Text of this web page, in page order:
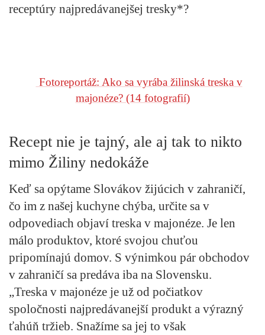
receptúry najpredávanejšej tresky*?
Fotoreportáž: Ako sa vyrába žilinská treska v
majonéze?(14 fotografií)
Recept nie je tajný, ale aj tak to nikto
mimo Žiliny nedokáže
Keď sa opýtame Slovákov žijúcich v zahraničí,
čo im z našej kuchyne chýba, určite sa v
odpovediach objaví treska v majonéze. Je len
málo produktov, ktoré svojou chuťou
pripomínajú domov. S výnimkou pár obchodov
v zahraničí sa predáva iba na Slovensku.
„Treska v majonéze je už od počiatkov
spoločnosti najpredávanejší produkt a výrazný
ťahúň tržieb. Snažíme sa jej to však